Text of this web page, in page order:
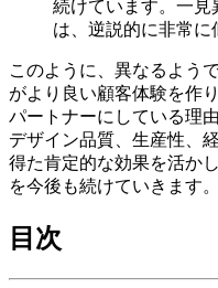
続けています。一見
は、逆説的に非常に
このように、異なるよう
がより良い顧客体験を作
パートナーにしている理
デザイン品質、生産性、
得た肯定的な効果を活か
を今後も続けていきます。
目次